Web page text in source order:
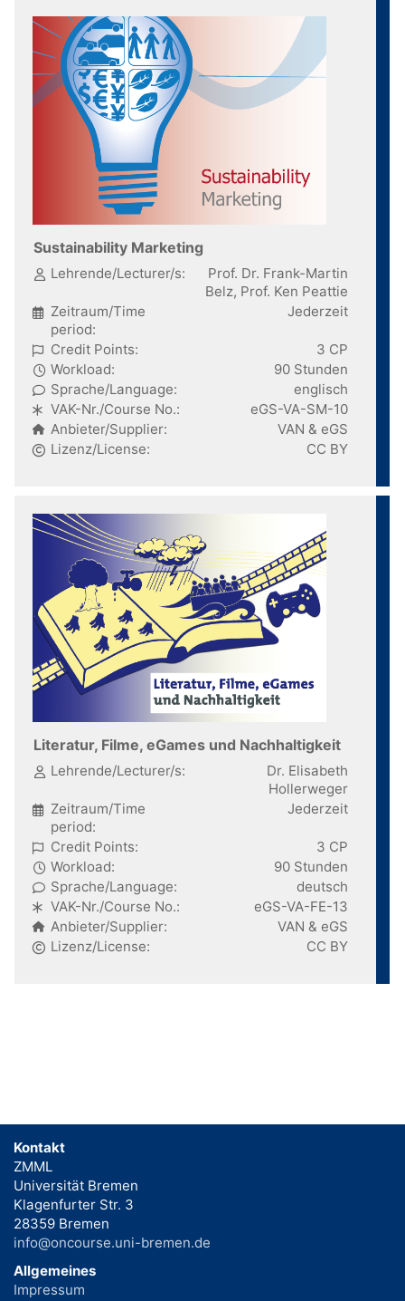
Sustainability Marketing
Lehrende/Lecturer/s:
Prof. Dr. Frank-Martin
Belz, Prof. Ken Peattie
Zeitraum/Time
period:
Jederzeit
Credit Points:
3 CP
Workload:
90 Stunden
Sprache/Language:
englisch
VAK-Nr./Course No.:
eGS-VA-SM-10
Anbieter/Supplier:
VAN & eGS
Lizenz/License:
CC BY
Literatur, Filme, eGames und Nachhaltigkeit
Lehrende/Lecturer/s:
Dr. Elisabeth
Hollerweger
Zeitraum/Time
period:
Jederzeit
Credit Points:
3 CP
Workload:
90 Stunden
Sprache/Language:
deutsch
VAK-Nr./Course No.:
eGS-VA-FE-13
Anbieter/Supplier:
VAN & eGS
Lizenz/License:
CC BY
Kontakt
ZMML
Universität Bremen
Klagenfurter Str. 3
28359 Bremen
info@oncourse.uni-bremen.de
Allgemeines
Impressum